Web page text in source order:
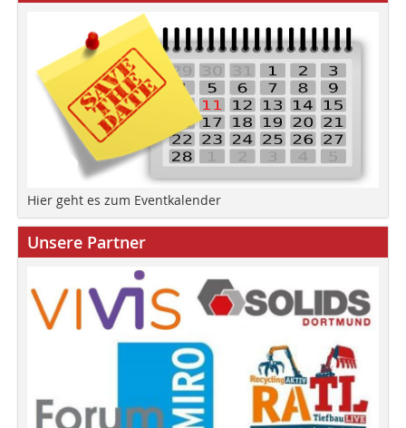
Hier geht es zum Eventkalender
Unsere Partner